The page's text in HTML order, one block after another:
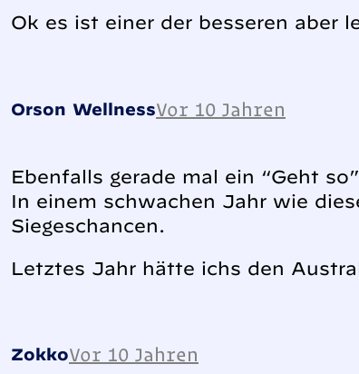
Ok es ist einer der besseren aber
Orson WellnessVor 10 Jahren
Ebenfalls gerade mal ein “Geht
In einem schwachen Jahr wie
Siegeschancen.
Letztes Jahr hätte ichs den
ZokkoVor 10 Jahren